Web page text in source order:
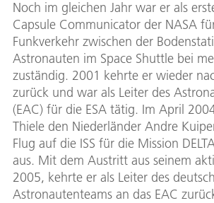
Noch im gleichen Jahr war er als
Capsule Communicator der NASA
Funkverkehr zwischen der
Astronauten im Space Shuttle bei
zuständig. 2001 kehrte er wieder
zurück und war als Leiter des
(EAC) für die ESA tätig. Im April
Thiele den Niederländer Andre
Flug auf die ISS für die Mission
aus. Mit dem Austritt aus seinem
2005, kehrte er als Leiter des
Astronautenteams an das EAC